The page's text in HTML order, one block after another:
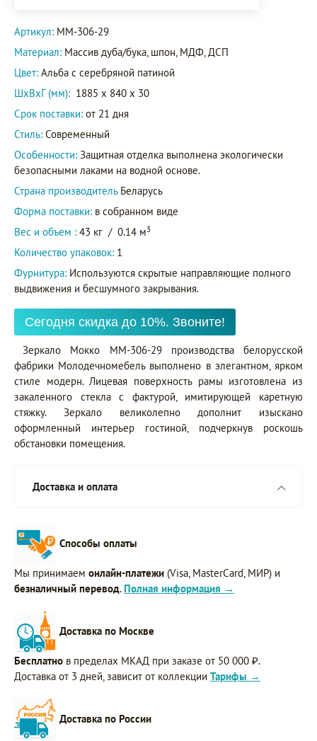
Артикул: ММ-306-29
Материал: Массив дуба/бука, шпон, МДФ, ДСП
Цвет: Альба с серебряной патиной
ШxВxГ (мм): 1885 x 840 x 30
Срок поставки: от 21 дня
Стиль: Современный
Особенности: Защитная отделка выполнена экологически
безопасными лаками на водной основе.
Страна производитель Беларусь
Форма поставки: в собранном виде
Вес и объем : 43 кг / 0.14 м3
Количество упаковок: 1
Фурнитура: Используются скрытые направляющие полного
выдвижения и бесшумного закрывания.
Сегодня скидка до 10%. Звоните!
Зеркало Мокко ММ-306-29 производства белорусской
фабрики Молодечномебель выполнено в элегантном, ярком
стиле модерн. Лицевая поверхность рамы изготовлена из
закаленного стекла с фактурой, имитирующей каретную
стяжку. Зеркало великолепно дополнит изыскано
оформленный интерьер гостиной, подчеркнув роскошь
обстановки помещения.
Доставка и оплата
Способы оплаты
Мы принимаем онлайн-платежи (Visa, MasterCard, МИР) и
безналичный перевод. Полная информация →
Доставка по Москве
Бесплатно в пределах МКАД при заказе от 50 000 ₽.
Доставка от 3 дней, зависит от коллекции Тарифы →
Доставка по России